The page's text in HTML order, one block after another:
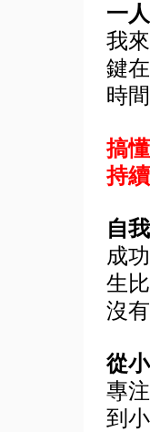
一
我
鍵
時
搞
持
自
成
生
沒
從
專
到